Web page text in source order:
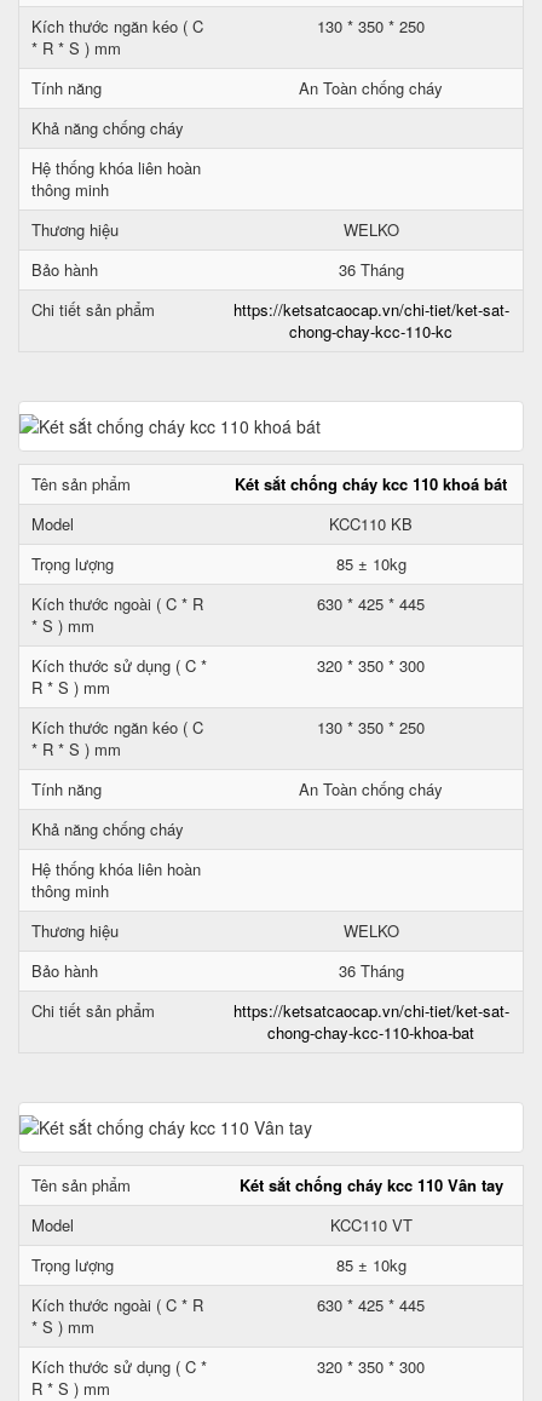
Kích thước ngăn kéo ( C
* R * S ) mm
130 * 350 * 250
Tính năng
An Toàn chống cháy
Khả năng chống cháy
Hệ thống khóa liên hoàn
thông minh
Thương hiệu
WELKO
Bảo hành
36 Tháng
Chi tiết sản phẩm
https://ketsatcaocap.vn/chi-tiet/ket-sat-
chong-chay-kcc-110-kc
Tên sản phẩm
Két sắt chống cháy kcc 110 khoá bát
Model
KCC110 KB
Trọng lượng
85 ± 10kg
Kích thước ngoài ( C * R
* S ) mm
630 * 425 * 445
Kích thước sử dụng ( C *
R * S ) mm
320 * 350 * 300
Kích thước ngăn kéo ( C
* R * S ) mm
130 * 350 * 250
Tính năng
An Toàn chống cháy
Khả năng chống cháy
Hệ thống khóa liên hoàn
thông minh
Thương hiệu
WELKO
Bảo hành
36 Tháng
Chi tiết sản phẩm
https://ketsatcaocap.vn/chi-tiet/ket-sat-
chong-chay-kcc-110-khoa-bat
Tên sản phẩm
Két sắt chống cháy kcc 110 Vân tay
Model
KCC110 VT
Trọng lượng
85 ± 10kg
Kích thước ngoài ( C * R
* S ) mm
630 * 425 * 445
Kích thước sử dụng ( C *
R * S ) mm
320 * 350 * 300